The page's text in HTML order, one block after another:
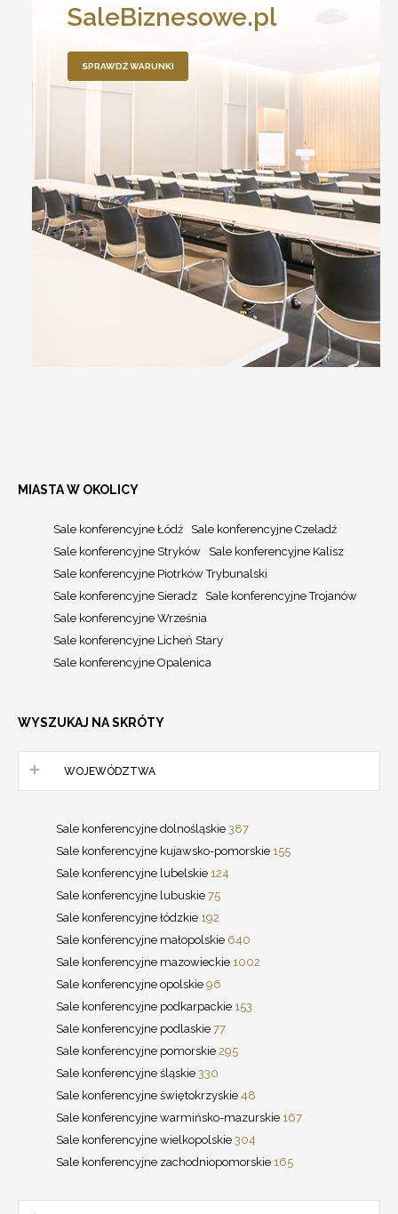
SaleBiznesowe.pl
SPRAWDŹ WARUNKI
MIASTA W OKOLICY
Sale konferencyjne Łódź
Sale konferencyjne Czeladź
Sale konferencyjne Stryków
Sale konferencyjne Kalisz
Sale konferencyjne Piotrków Trybunalski
Sale konferencyjne Sieradz
Sale konferencyjne Trojanów
Sale konferencyjne Września
Sale konferencyjne Licheń Stary
Sale konferencyjne Opalenica
WYSZUKAJ NA SKRÓTY
WOJEWÓDZTWA
Sale konferencyjne dolnośląskie 387
Sale konferencyjne kujawsko-pomorskie 155
Sale konferencyjne lubelskie 124
Sale konferencyjne lubuskie 75
Sale konferencyjne łódzkie 192
Sale konferencyjne małopolskie 640
Sale konferencyjne mazowieckie 1002
Sale konferencyjne opolskie 96
Sale konferencyjne podkarpackie 153
Sale konferencyjne podlaskie 77
Sale konferencyjne pomorskie 295
Sale konferencyjne śląskie 330
Sale konferencyjne świętokrzyskie 48
Sale konferencyjne warmińsko-mazurskie 167
Sale konferencyjne wielkopolskie 304
Sale konferencyjne zachodniopomorskie 165